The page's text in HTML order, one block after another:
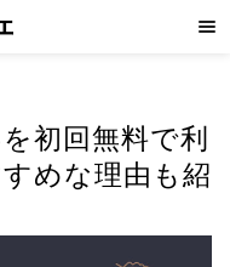
初回無料で利
めな理由も紹